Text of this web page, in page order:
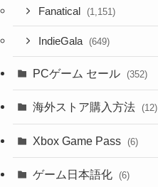
Fanatical (1,151)
IndieGala (649)
PCゲーム セール (352)
海外ストア購入方法 (12)
Xbox Game Pass (6)
ゲーム日本語化 (6)